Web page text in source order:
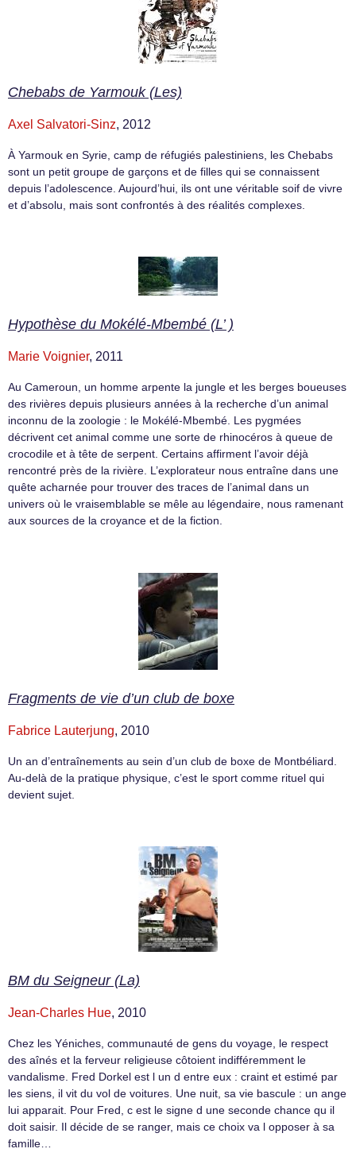
Chebabs de Yarmouk (Les)
Axel Salvatori-Sinz, 2012
À Yarmouk en Syrie, camp de réfugiés palestiniens, les Chebabs
sont un petit groupe de garçons et de filles qui se connaissent
depuis l’adolescence. Aujourd’hui, ils ont une véritable soif de vivre
et d’absolu, mais sont confrontés à des réalités complexes.
Hypothèse du Mokélé-Mbembé (L’ )
Marie Voignier, 2011
Au Cameroun, un homme arpente la jungle et les berges boueuses
des rivières depuis plusieurs années à la recherche d’un animal
inconnu de la zoologie : le Mokélé-Mbembé. Les pygmées
décrivent cet animal comme une sorte de rhinocéros à queue de
crocodile et à tête de serpent. Certains affirment l’avoir déjà
rencontré près de la rivière. L’explorateur nous entraîne dans une
quête acharnée pour trouver des traces de l’animal dans un
univers où le vraisemblable se mêle au légendaire, nous ramenant
aux sources de la croyance et de la fiction.
Fragments de vie d’un club de boxe
Fabrice Lauterjung, 2010
Un an d’entraînements au sein d’un club de boxe de Montbéliard.
Au-delà de la pratique physique, c’est le sport comme rituel qui
devient sujet.
BM du Seigneur (La)
Jean-Charles Hue, 2010
Chez les Yéniches, communauté de gens du voyage, le respect
des aînés et la ferveur religieuse côtoient indifféremment le
vandalisme. Fred Dorkel est l un d entre eux : craint et estimé par
les siens, il vit du vol de voitures. Une nuit, sa vie bascule : un ange
lui apparait. Pour Fred, c est le signe d une seconde chance qu il
doit saisir. Il décide de se ranger, mais ce choix va l opposer à sa
famille…